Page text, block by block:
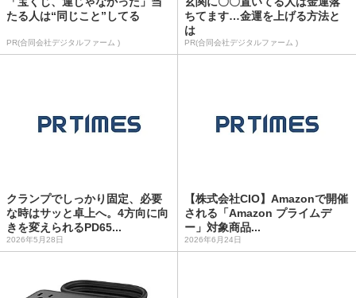
たる人は“同じこと”してる
PR(合同会社デジタルファーム )
ちてます…金運を上げる方法と
は
PR(合同会社デジタルファーム )
クランプでしっかり固定、必要
な時はサッと卓上へ。4方向に向
きを変えられるPD65...
2026年5月28日
【株式会社CIO】Amazonで開催
される「Amazon プライムデ
ー」対象商品...
2026年6月24日